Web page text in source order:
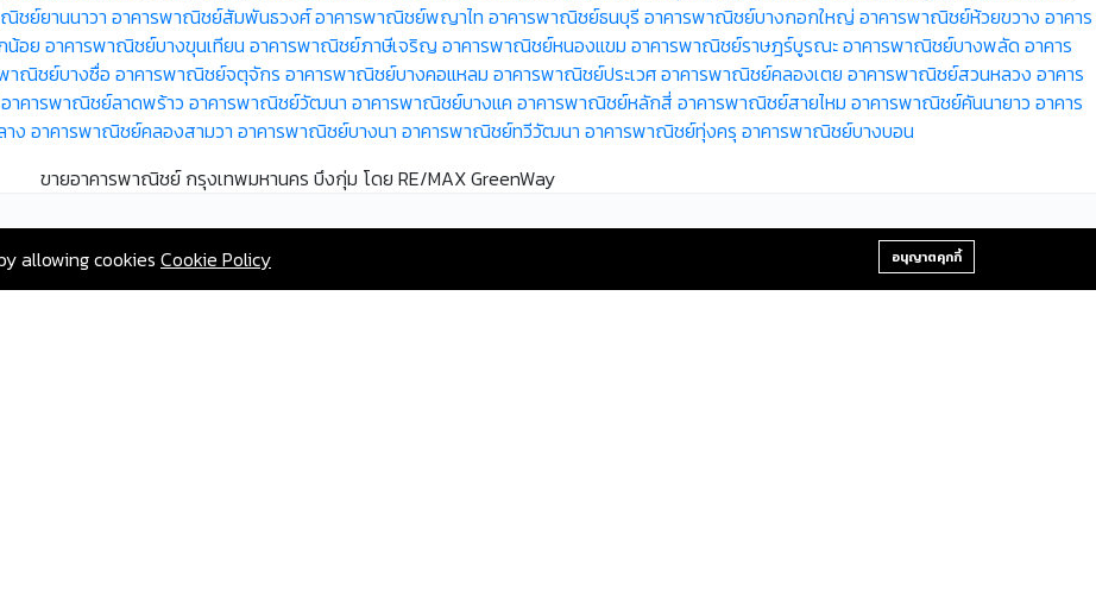
ชย์ยานนาวา อาคารพาณิชย์สัมพันธวงศ์อาคารพาณิชย์พญาไท อาคารพาณิชย์ธนบุรี อาคารพาณิชย์บางกอกใหญ่ อาคารพาณิชย์ห้วยขวาง อาคาร
น้อย อาคารพาณิชย์บางขุนเทียน อาคารพาณิชย์ภาษีเจริญ อาคารพาณิชย์หนองแขม อาคารพาณิชย์ราษฎร์บูรณะอาคารพาณิชย์บางพลัด อาคาร
าณิชย์บางซื่อ อาคารพาณิชย์จตุจักร อาคารพาณิชย์บางคอแหลม อาคารพาณิชย์ประเวศอาคารพาณิชย์คลองเตย อาคารพาณิชย์สวนหลวง อาคาร
อาคารพาณิชย์ลาดพร้าว อาคารพาณิชย์วัฒนา อาคารพาณิชย์บางแค อาคารพาณิชย์หลักสี่ อาคารพาณิชย์สายไหม อาคารพาณิชย์คันนายาว อาคาร
ง อาคารพาณิชย์คลองสามวา อาคารพาณิชย์บางนา อาคารพาณิชย์ทวีวัฒนา อาคารพาณิชย์ทุ่งครุ อาคารพาณิชย์บางบอน
ขายอาคารพาณิชย์ กรุงเทพมหานคร บึงกุ่ม โดย RE/MAX GreenWay
+66-2-840-2224, 081-638-9190
allowing cookies Cookie Policy อนุญาตคุกกี้